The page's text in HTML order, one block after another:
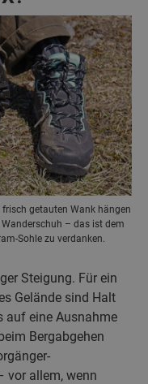
getauten Wank hängen
– das ist dem
Sohle zu verdanken.
Steigung. Für ein
Gelände sind Halt
auf eine Ausnahme
Bergabgehen
vor allem, wenn